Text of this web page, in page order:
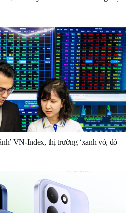
VN-Index, thị trường ‘xanh vỏ, đỏ